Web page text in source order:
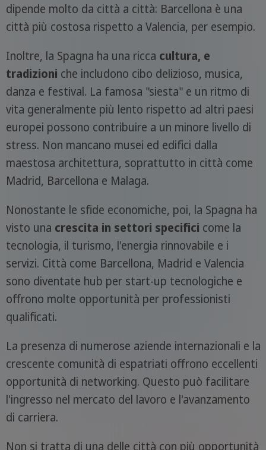
dipende molto da città a città: Barcellona è una
città più costosa rispetto a Valencia, per esempio.
Inoltre, la Spagna ha una ricca cultura, e
tradizioni che includono cibo delizioso, musica,
danza e festival. La famosa "siesta" e un ritmo di
vita generalmente più lento rispetto ad altri paesi
europei possono contribuire a un minore livello di
stress. Non mancano musei ed edifici dalla
maestosa architettura, soprattutto in città come
Madrid, Barcellona e Malaga.
Nonostante le sfide economiche, poi, la Spagna ha
visto una crescita in settori specifici come la
tecnologia, il turismo, l'energia rinnovabile e i
servizi. Città come Barcellona, Madrid e Valencia
sono diventate hub per start-up tecnologiche e
offrono molte opportunità per professionisti
qualificati.
La presenza di numerose aziende internazionali e la
crescente comunità di espatriati offrono eccellenti
opportunità di networking. Questo può facilitare
l'ingresso nel mercato del lavoro e l'avanzamento
di carriera.
Non si tratta di una delle città con più opportunità